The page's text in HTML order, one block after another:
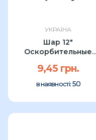
УКРАЇНА
Шар 12"
Оскорбительные
шт)...
9,45 грн.
в наявності: 50